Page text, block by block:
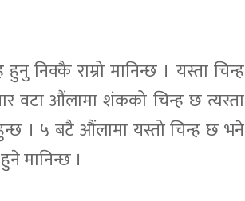
निक्कै राम्रो मानिन्छ । यस्ता चिन्ह
वटा औंलामा शंकको चिन्ह छ त्यस्ता
हुन्छ । ५ बटै औंलामा यस्तो चिन्ह छ भने
मानिन्छ ।